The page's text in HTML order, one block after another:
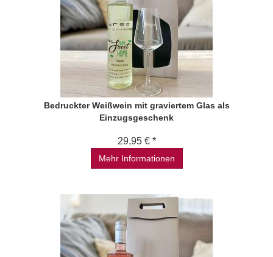
Bedruckter Weißwein mit graviertem Glas als
Einzugsgeschenk
29,95 € *
Mehr Informationen